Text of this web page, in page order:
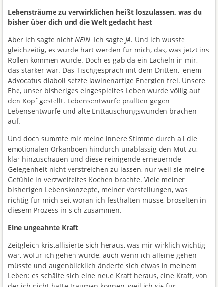
Lebensträume zu verwirklichen heißt loszulassen, was du
bisher über dich und die Welt gedacht hast
Aber ich sagte nicht NEIN. Ich sagte JA. Und ich wusste
gleichzeitig, es würde hart werden für mich, das, was jetzt ins
Rollen kommen würde. Doch es gab da ein Lächeln in mir,
das stärker war. Das Tischgespräch mit dem Dritten, jenem
Advocatus diaboli setzte lawinenartige Energien frei. Unsere
Ehe, unser bisheriges eingespieltes Leben wurde völlig auf
den Kopf gestellt. Lebensentwürfe prallten gegen
Lebensentwürfe und alte Enttäuschungswunden brachen
auf.
Und doch summte mir meine innere Stimme durch all die
emotionalen Orkanböen hindurch unablässig den Mut zu,
klar hinzuschauen und diese reinigende erneuernde
Gelegenheit nicht verstreichen zu lassen, nur weil sie meine
Gefühle in verzweifeltes Kochen brachte. Viele meiner
bisherigen Lebenskonzepte, meiner Vorstellungen, was
richtig für mich sei, woran ich festhalten müsse, bröselten in
diesem Prozess in sich zusammen.
Eine ungeahnte Kraft
Zeitgleich kristallisierte sich heraus, was mir wirklich wichtig
war, wofür ich gehen würde, auch wenn ich alleine gehen
müsste und augenblicklich änderte sich etwas in meinem
Leben: es schälte sich eine neue Kraft heraus, eine Kraft, von